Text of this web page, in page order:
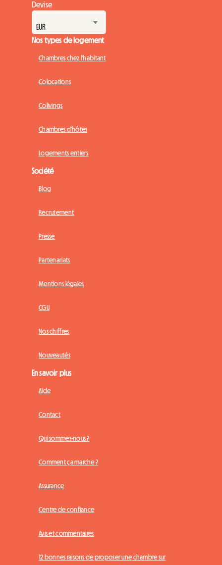
Devise
Nos types de logement
Chambres chez l'habitant
Colocations
Colivings
Chambres d'hôtes
Logements entiers
Société
Blog
Recrutement
Presse
Partenariats
Mentions légales
CGU
Nos chiffres
Nouveautés
En savoir plus
Aide
Contact
Qui sommes-nous ?
Comment ça marche ?
Assurance
Centre de confiance
Avis et commentaires
12 bonnes raisons de proposer une chambre sur